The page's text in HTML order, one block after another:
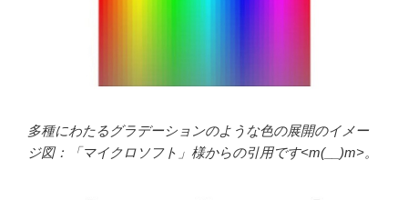
多種にわたるグラデーションのような色の展開のイメー
ジ図：「マイクロソフト」様からの引用です<m(__)m>。